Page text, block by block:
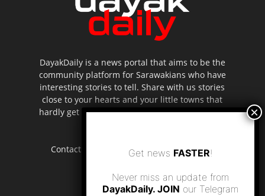
DayakDaily is a news portal that aims to be the
community platform for Sarawakians who have
interesting stories to tell. Share with us stories
close to your hearts and your little towns that
hardly get to be highlighted in the mainstream
Contact us: editor.dayakdaily@gmail.com
Get news FASTER!
Never miss an update from
DayakDaily. JOIN our Telegram